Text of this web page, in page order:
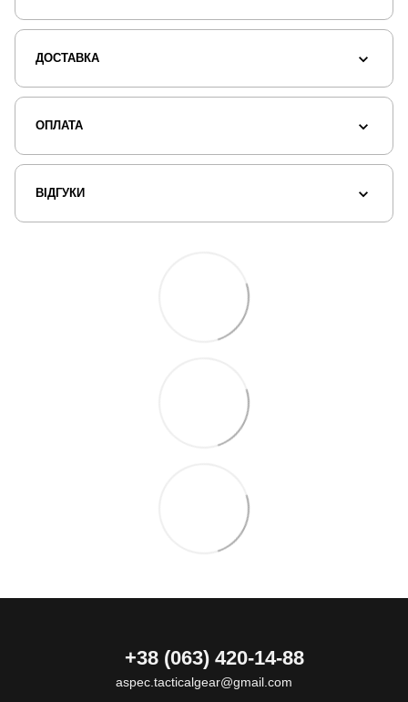
ДОСТАВКА
ОПЛАТА
ВІДГУКИ
+38 (063) 420-14-88
aspec.tacticalgear@gmail.com